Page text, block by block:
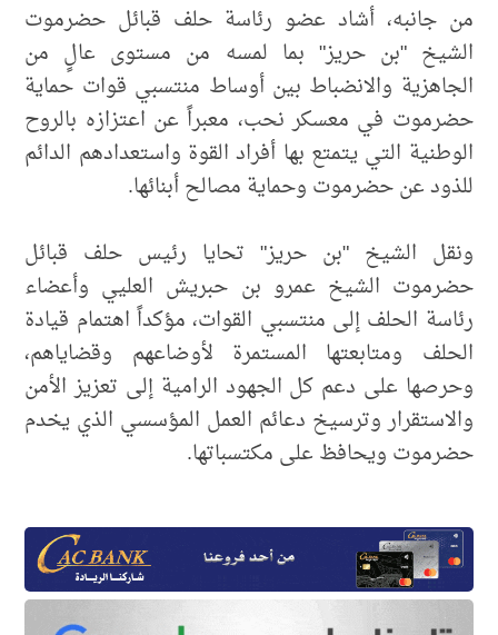
من جانبه، أشاد عضو رئاسة حلف قبائل حضرموت
الشيخ "بن حريز" بما لمسه من مستوى عالٍ من
الجاهزية والانضباط بين أوساط منتسبي قوات حماية
حضرموت في معسكر نحب، معبراً عن اعتزازه بالروح
الوطنية التي يتمتع بها أفراد القوة واستعدادهم الدائم
للذود عن حضرموت وحماية مصالح أبنائها.
ونقل الشيخ "بن حريز" تحايا رئيس حلف قبائل
حضرموت الشيخ عمرو بن حبريش العليي وأعضاء
رئاسة الحلف إلى منتسبي القوات، مؤكداً اهتمام قيادة
الحلف ومتابعتها المستمرة لأوضاعهم وقضاياهم،
وحرصها على دعم كل الجهود الرامية إلى تعزيز الأمن
والاستقرار وترسيخ دعائم العمل المؤسسي الذي يخدم
حضرموت ويحافظ على مكتسباتها.